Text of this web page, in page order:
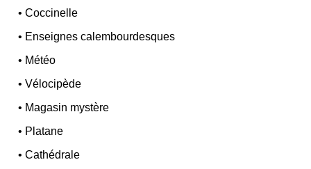
•Coccinelle
• Enseignes calembourdesques
• Météo
•Vélocipède
• Magasin mystère
• Platane
•Cathédrale